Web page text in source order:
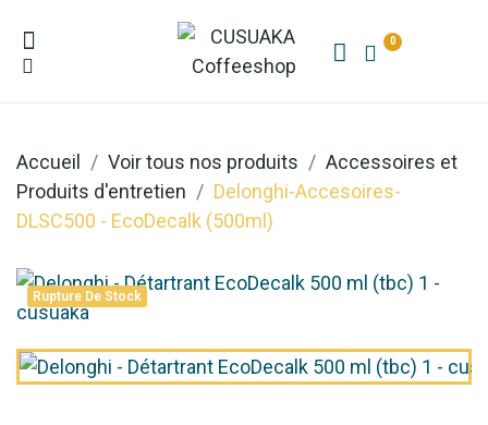
0
Accueil Voir tous nos produits
Accessoires et
Produits d'entretien
Delonghi-Accesoires-
DLSC500 - EcoDecalk (500ml)
Rupture De Stock